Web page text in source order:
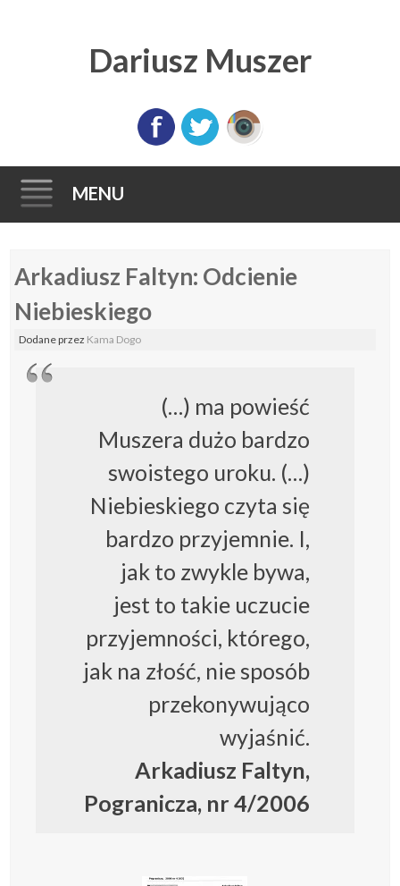
Dariusz Muszer
MENU
to
Arkadiusz Faltyn: Odcienie
Niebieskiego
Dodaneprzez Kama Dogo
(…) ma powieść
Muszera dużo bardzo
swoistego uroku. (…)
Niebieskiego czyta się
bardzo przyjemnie. I,
jak to zwykle bywa,
jest to takie uczucie
przyjemności, którego,
jak na złość, nie sposób
przekonywująco
wyjaśnić.
Arkadiusz Faltyn,
Pogranicza, nr 4/2006